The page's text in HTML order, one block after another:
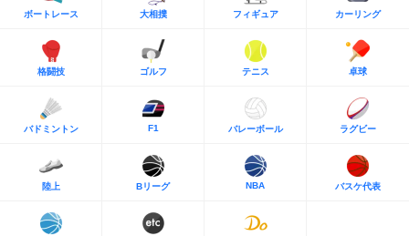
ボートレース 大相撲 フィギュア カーリング
格闘技 ゴルフ テニス 卓球
バドミントン F1 バレーボール ラグビー
陸上 Bリーグ NBA バスケ代表